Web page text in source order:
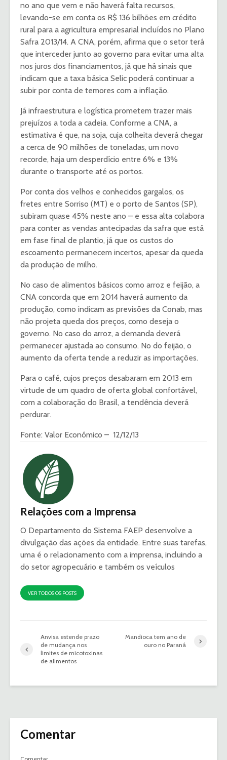
no ano que vem e não haverá falta recursos,
levando-se em conta os R$ 136 bilhões em crédito
rural para a agricultura empresarial incluídos no Plano
Safra 2013/14. A CNA, porém, afirma que o setor terá
que interceder junto ao governo para evitar uma alta
nos juros dos financiamentos, já que há sinais que
indicam que a taxa básica Selic poderá continuar a
subir por conta de temores com a inflação.
Já infraestrutura e logística prometem trazer mais
prejuízos a toda a cadeia. Conforme a CNA, a
estimativa é que, na soja, cuja colheita deverá chegar
a cerca de 90 milhões de toneladas, um novo
recorde, haja um desperdício entre 6% e 13%
durante o transporte até os portos.
Por conta dos velhos e conhecidos gargalos, os
fretes entre Sorriso (MT) e o porto de Santos (SP),
subiram quase 45% neste ano – e essa alta colabora
para conter as vendas antecipadas da safra que está
em fase final de plantio, já que os custos do
escoamento permanecem incertos, apesar da queda
da produção de milho.
No caso de alimentos básicos como arroz e feijão, a
CNA concorda que em 2014 haverá aumento da
produção, como indicam as previsões da Conab, mas
não projeta queda dos preços, como deseja o
governo. No caso do arroz, a demanda deverá
permanecer ajustada ao consumo. No do feijão, o
aumento da oferta tende a reduzir as importações.
Para o café, cujos preços desabaram em 2013 em
virtude de um quadro de oferta global confortável,
com a colaboração do Brasil, a tendência deverá
perdurar.
Fonte: Valor Econômico – 12/12/13
Relações com a Imprensa
O Departamento do Sistema FAEP desenvolve a
divulgação das ações da entidade. Entre suas tarefas,
uma é o relacionamento com a imprensa, incluindo a
do setor agropecuário e também os veículos
VER TODOS OS POSTS
Anvisa estende prazo
de mudança nos
limites de micotoxinas
de alimentos
Mandioca tem ano de
ouro no Paraná
Comentar